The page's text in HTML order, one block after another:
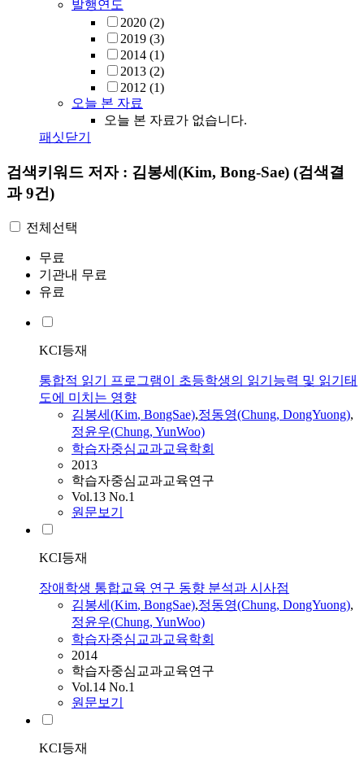
발행연도
2020 (2)
2019 (3)
2014 (1)
2013 (2)
2012 (1)
오늘 본 자료
오늘 본 자료가 없습니다.
패싯닫기
검색키워드 저자 : 김봉세(Kim, Bong-Sae) (검색결
과 9건)
전체선택
무료
기관내 무료
유료
KCI등재
통합적 읽기 프로그램이 초등학생의 읽기능력 및 읽기태
도에 미치는 영향
김봉세 (Kim, BongSae),정동영(Chung, DongYuong),
정윤우(Chung, YunWoo)
학습자중심교과교육학회
2013
학습자중심교과교육연구
Vol.13 No.1
원문보기
KCI등재
장애학생 통합교육 연구 동향 분석과 시사점
김봉세 (Kim, BongSae),정동영(Chung, DongYuong),
정윤우(Chung, YunWoo)
학습자중심교과교육학회
2014
학습자중심교과교육연구
Vol.14 No.1
원문보기
KCI등재